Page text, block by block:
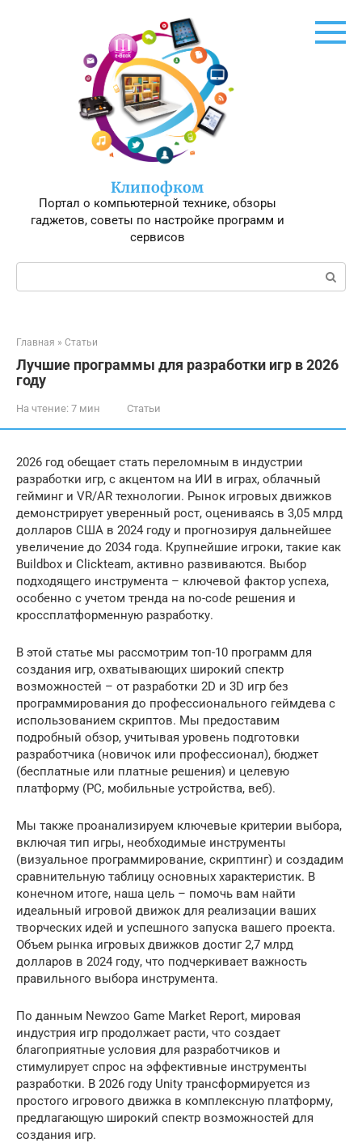
Клипофком
Портал о компьютерной технике, обзоры
гаджетов, советы по настройке программ и
сервисов
Поиск:
Главная » Статьи
Лучшие программы для разработки игр в 2026
году
На чтение: 7 мин Статьи
2026 год обещает стать переломным в индустрии
разработки игр, с акцентом на ИИ в играх, облачный
гейминг и VR/AR технологии. Рынок игровых движков
демонстрирует уверенный рост, оцениваясь в 3,05 млрд
долларов США в 2024 году и прогнозируя дальнейшее
увеличение до 2034 года. Крупнейшие игроки, такие как
Buildbox и Clickteam, активно развиваются. Выбор
подходящего инструмента – ключевой фактор успеха,
особенно с учетом тренда на no-code решения и
кроссплатформенную разработку.
В этой статье мы рассмотрим топ-10 программ для
создания игр, охватывающих широкий спектр
возможностей – от разработки 2D и 3D игр без
программирования до профессионального геймдева с
использованием скриптов. Мы предоставим
подробный обзор, учитывая уровень подготовки
разработчика (новичок или профессионал), бюджет
(бесплатные или платные решения) и целевую
платформу (PC, мобильные устройства, веб).
Мы также проанализируем ключевые критерии выбора,
включая тип игры, необходимые инструменты
(визуальное программирование, скриптинг) и создадим
сравнительную таблицу основных характеристик. В
конечном итоге, наша цель – помочь вам найти
идеальный игровой движок для реализации ваших
творческих идей и успешного запуска вашего проекта.
Объем рынка игровых движков достиг 2,7 млрд
долларов в 2024 году, что подчеркивает важность
правильного выбора инструмента.
По данным Newzoo Game Market Report, мировая
индустрия игр продолжает расти, что создает
благоприятные условия для разработчиков и
стимулирует спрос на эффективные инструменты
разработки. В 2026 году Unity трансформируется из
простого игрового движка в комплексную платформу,
предлагающую широкий спектр возможностей для
создания игр.